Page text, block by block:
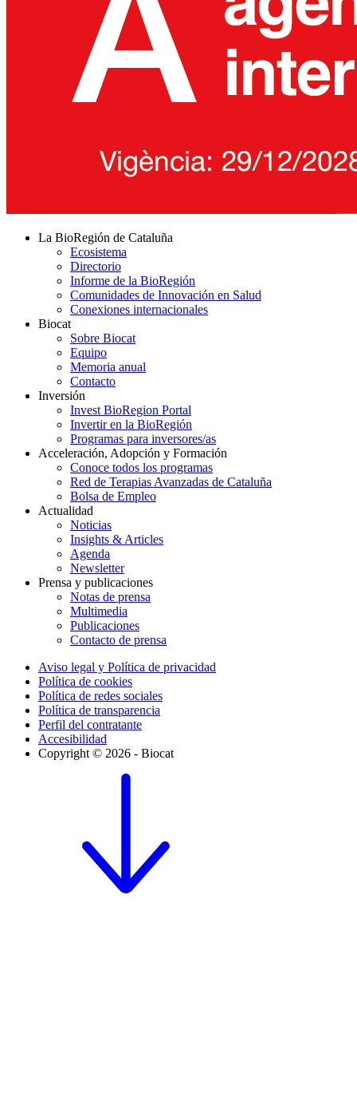
La BioRegión de Cataluña
Ecosistema
Directorio
Informe de la BioRegión
Comunidades de Innovación en Salud
Conexiones internacionales
Biocat
Sobre Biocat
Equipo
Memoria anual
Contacto
Inversión
Invest BioRegion Portal
Invertir en la BioRegión
Programas para inversores/as
Acceleración, Adopción y Formación
Conoce todos los programas
Red de Terapias Avanzadas de Cataluña
Bolsa de Empleo
Actualidad
Noticias
Insights & Articles
Agenda
Newsletter
Prensa y publicaciones
Notas de prensa
Multimedia
Publicaciones
Contacto de prensa
Aviso legal y Política de privacidad
Política de cookies
Política de redes sociales
Política de transparencia
Perfil del contratante
Accesibilidad
Copyright © 2026 - Biocat